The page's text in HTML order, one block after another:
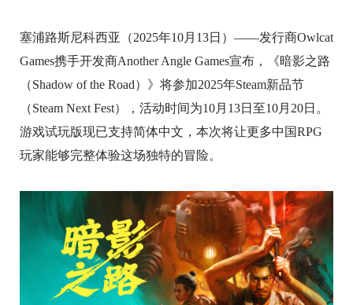
塞浦路斯尼科西亚（2025年10月13日）——发行商Owlcat
Games携手开发商Another Angle Games宣布，《暗影之路
（Shadow of the Road）》将参加2025年Steam新品节
（Steam Next Fest），活动时间为10月13日至10月20日。
游戏试玩版现已支持简体中文，本次将让更多中国RPG
玩家能够完整体验这场独特的冒险。